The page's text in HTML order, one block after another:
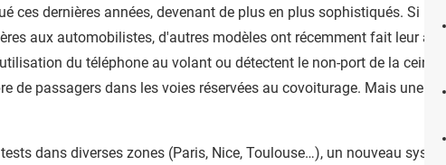
ces dernières années, devenant de plus en plus sophistiqués. Si
aux automobilistes, d'autres modèles ont récemment fait leur
du téléphone au volant ou détectent le non-port de la
de passagers dans les voies réservées au covoiturage. Mais une
dans diverses zones (Paris, Nice, Toulouse…), un nouveau